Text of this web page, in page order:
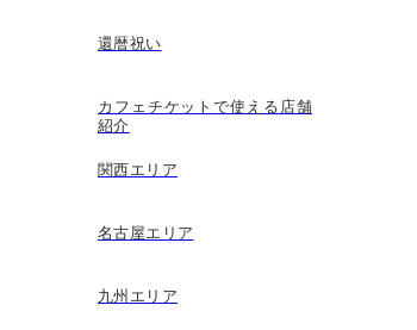
還暦祝い
カフェチケットで使える店舗
紹介
関西エリア
名古屋エリア
九州エリア